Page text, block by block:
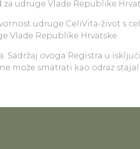
udruge Vlade Republike
udruge CeliVita-život s
Vlade Republike Hrvatske.
Sadržaj ovoga Registra u
može smatrati kao odraz